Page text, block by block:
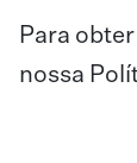
Para
nossa